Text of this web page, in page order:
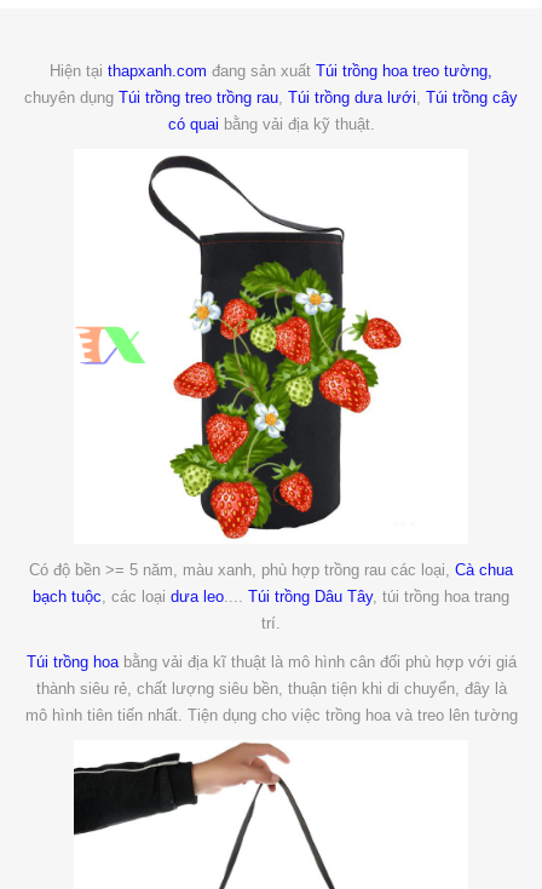
Hiện tại thapxanh.com đang sản xuất Túi trồng hoa treo tường,
chuyên dụng Túi trồng treo trồng rau Túi trồng dưa lưới Túi trồng cây
có quai bằng vải địa kỹ thuật.
Có độ bền >= 5 năm, màu xanh, phù hợp trồng rau các loại, Cà chua
bạch tuộc, các loại dưa leo.... Túi trồng Dâu Tây, túi trồng hoa trang
trí.
Túi trồng hoabằng vải địa kĩ thuật là mô hình cân đối phù hợp với giá
thành siêu rẻ, chất lượng siêu bền, thuận tiện khi di chuyển, đây là
mô hình tiên tiến nhất. Tiện dụng cho việc trồng hoa và treo lên tường